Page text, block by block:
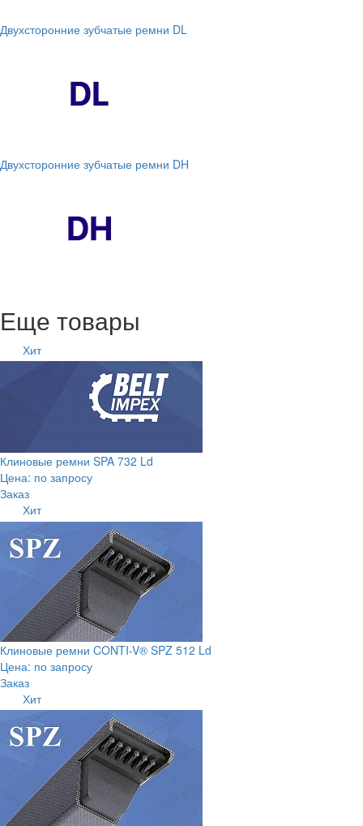
Двухсторонние зубчатые ремни DL
Двухсторонние зубчатые ремни DH
Еще товары
Хит
Клиновые ремни SPA 732 Ld
Цена: по запросу
Заказ
Хит
Клиновые ремни CONTI-V® SPZ 512 Ld
Цена: по запросу
Заказ
Хит